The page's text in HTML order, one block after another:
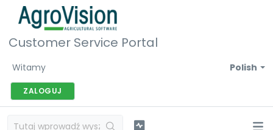
Customer Service Portal
Polish
Witamy
ZALOGUJ